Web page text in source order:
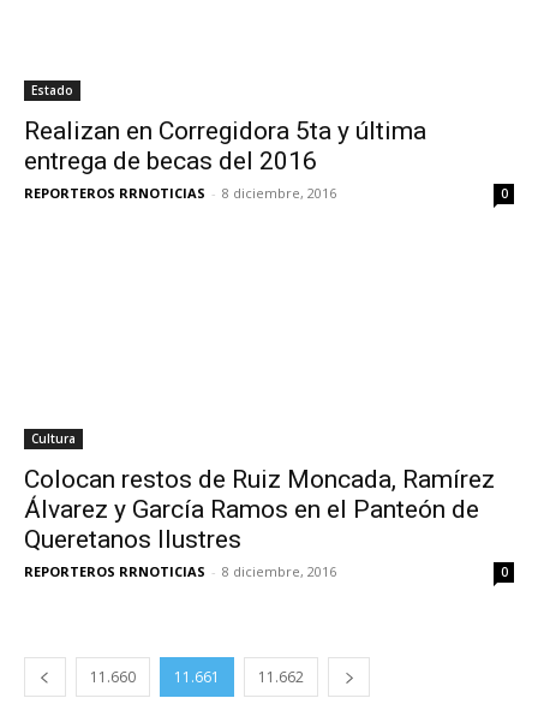
Estado
Realizan en Corregidora 5ta y última
entrega de becas del 2016
REPORTEROS RRNOTICIAS - 8 diciembre, 2016 0
Cultura
Colocan restos de Ruiz Moncada, Ramírez
Álvarez y García Ramos en el Panteón de
Queretanos Ilustres
REPORTEROS RRNOTICIAS - 8 diciembre, 2016 0
11.660 11.661 11.662